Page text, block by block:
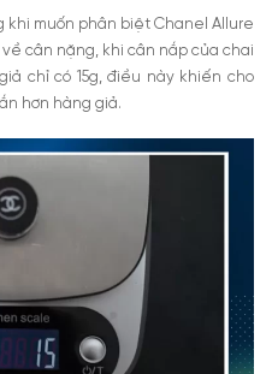
khi muốn phân biệt Chanel Allure
cân nặng, khi cân nắp của chai
chỉ có 15g, điều này khiến cho
hơn hàng giả.